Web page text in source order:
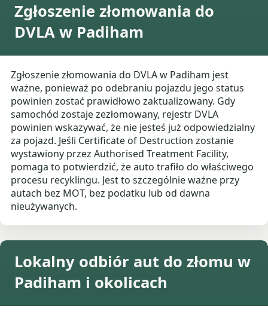
Zgłoszenie złomowania do
DVLA w Padiham
Zgłoszenie złomowania do DVLA w Padiham jest
ważne, ponieważ po odebraniu pojazdu jego status
powinien zostać prawidłowo zaktualizowany. Gdy
samochód zostaje zezłomowany, rejestr DVLA
powinien wskazywać, że nie jesteś już odpowiedzialny
za pojazd. Jeśli Certificate of Destruction zostanie
wystawiony przez Authorised Treatment Facility,
pomaga to potwierdzić, że auto trafiło do właściwego
procesu recyklingu. Jest to szczególnie ważne przy
autach bez MOT, bez podatku lub od dawna
nieużywanych.
Lokalny odbiór aut do złomu w
Padiham i okolicach